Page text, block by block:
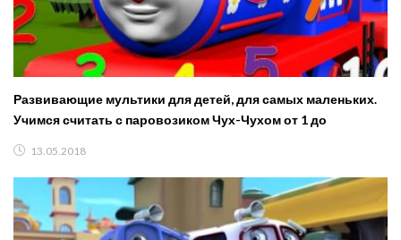
Развивающие мультики для детей, для самых маленьких.
Учимся считать с паровозиком Чух-Чухом от 1 до
13.05.2018